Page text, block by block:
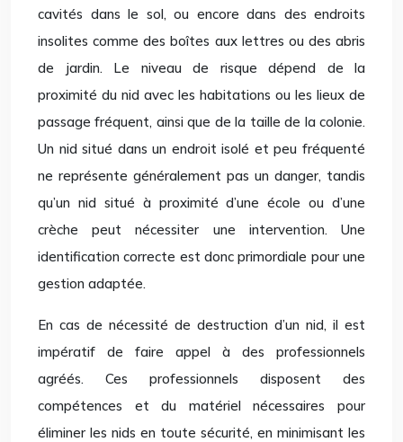
cavités dans le sol, ou encore dans des endroits
insolites comme des boîtes aux lettres ou des abris
de jardin. Le niveau de risque dépend de la
proximité du nid avec les habitations ou les lieux de
passage fréquent, ainsi que de la taille de la colonie.
Un nid situé dans un endroit isolé et peu fréquenté
ne représente généralement pas un danger, tandis
qu’un nid situé à proximité d’une école ou d’une
crèche peut nécessiter une intervention. Une
identification correcte est donc primordiale pour une
gestion adaptée.
En cas de nécessité de destruction d’un nid, il est
impératif de faire appel à des professionnels
agréés. Ces professionnels disposent des
compétences et du matériel nécessaires pour
éliminer les nids en toute sécurité, en minimisant les